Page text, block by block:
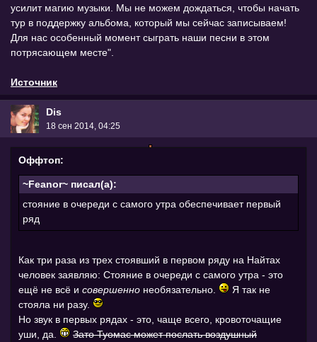
усилит магию музыки. Мы не можем дождаться, чтобы начать
тур в поддержку альбома, который мы сейчас записываем!
Для нас особенный момент сыграть наши песни в этом
потрясающем месте".
Источник
Dis
18 сен 2014, 04:25
Оффтоп:
~Feanor~ писал(а):
стояние в очереди с самого утра обеспечивает первый
ряд
Как три раза из трех стоявший в первом ряду на Найтах
человек заявляю: Стояние в очереди с самого утра - это
ещё не всё и совершенно необязательно.
Я так не
стояла ни разу.
Но звук в первых рядах - это, чаще всего, кровоточащие
уши, да.
Зато Туомас может послать воздушный